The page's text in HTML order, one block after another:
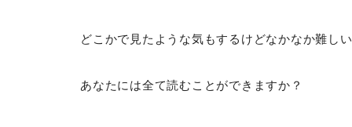
どこかで見たような気もするけどなかなか難し
あなたには全て読むことができますか？